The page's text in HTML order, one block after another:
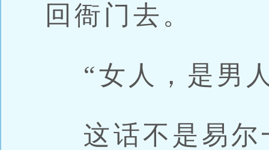
回衙门去。
“女人，是男
这话不是易尔